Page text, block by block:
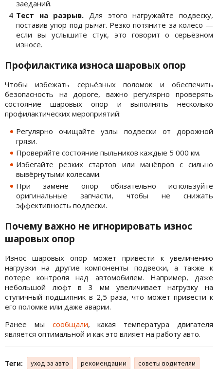
заеданий.
Тест на разрыв. Для этого нагружайте подвеску,
поставив упор под рычаг. Резко потяните за колесо —
если вы услышите стук, это говорит о серьёзном
износе.
Профилактика износа шаровых опор
Чтобы избежать серьёзных поломок и обеспечить
безопасность на дороге, важно регулярно проверять
состояние шаровых опор и выполнять несколько
профилактических мероприятий:
Регулярно очищайте узлы подвески от дорожной
грязи.
Проверяйте состояние пыльников каждые 5 000 км.
Избегайте резких стартов или манёвров с сильно
вывёрнутыми колесами.
При замене опор обязательно используйте
оригинальные запчасти, чтобы не снижать
эффективность подвески.
Почему важно не игнорировать износ
шаровых опор
Износ шаровых опор может привести к увеличению
нагрузки на другие компоненты подвески, а также к
потере контроля над автомобилем. Например, даже
небольшой люфт в 3 мм увеличивает нагрузку на
ступичный подшипник в 2,5 раза, что может привести к
его поломке или даже аварии.
Ранее мы сообщали, какая температура двигателя
является оптимальной и как это влияет на работу авто.
Теги: уход за авто рекомендации советы водителям